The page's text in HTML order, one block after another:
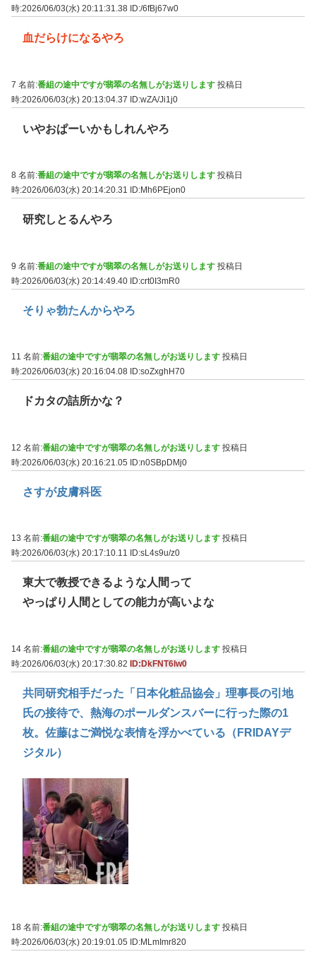
時:2026/06/03(水) 20:11:31.38 ID:/6fBj67w0
血だらけになるやろ
7 名前:番組の途中ですが翡翠の名無しがお送りします 投稿日
時:2026/06/03(水) 20:13:04.37 ID:wZA/Ji1j0
いやおぱーいかもしれんやろ
8 名前:番組の途中ですが翡翠の名無しがお送りします 投稿日
時:2026/06/03(水) 20:14:20.31
ID:Mh6PEjon0
研究しとるんやろ
9 名前:番組の途中ですが翡翠の名無しがお送りします 投稿日
時:2026/06/03(水) 20:14:49.40 ID:crt0I3mR0
そりゃ勃たんからやろ
11 名前:番組の途中ですが翡翠の名無しがお送りします 投稿日
時:2026/06/03(水) 20:16:04.08 ID:soZxghH70
ドカタの詰所かな？
12 名前:番組の途中ですが翡翠の名無しがお送りします 投稿日
時:2026/06/03(水) 20:16:21.05 ID:n0SBpDMj0
さすが皮膚科医
13 名前:番組の途中ですが翡翠の名無しがお送りします 投稿日
時:2026/06/03(水) 20:17:10.11
ID:sL4s9u/z0
東大で教授できるような人間って
やっぱり人間としての能力が高いよな
14 名前:番組の途中ですが翡翠の名無しがお送りします 投稿日
時:2026/06/03(水) 20:17:30.82
ID:DkFNT6lw0
共同研究相手だった「日本化粧品協会」理事長の引地
氏の接待で、熱海のポールダンスバーに行った際の1
枚。佐藤はご満悦な表情を浮かべている（FRIDAYデ
ジタル）
18 名前:番組の途中ですが翡翠の名無しがお送りします 投稿日
時:2026/06/03(水) 20:19:01.05
ID:MLmImr820